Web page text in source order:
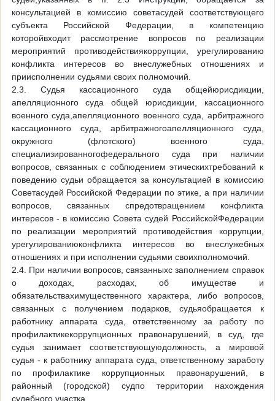
консультацией в комиссию советасудей соответствующего
субъекта Российской Федерации, в компетенцию
которойвходит рассмотрение вопросов по реализации
мероприятий противодействиякоррупции, урегулированию
конфликта интересов во внеслужебных отношениях и
приисполнении судьями своих полномочий.
2.3. Судья кассационного суда общейюрисдикции,
апелляционного суда общей юрисдикции, кассационного
военного суда,апелляционного военного суда, арбитражного
кассационного суда, арбитражногоапелляционного суда,
окружного (флотского) военного суда,
специализированногофедерального суда при наличии
вопросов, связанных с соблюдением этическихтребований к
поведению судьи обращается за консультацией в комиссию
Советасудей Российской Федерации по этике, а при наличии
вопросов, связанных спредотвращением конфликта
интересов - в комиссию Совета судей РоссийскойФедерации
по реализации мероприятий противодействия коррупции,
урегулированиюконфликта интересов во внеслужебных
отношениях и при исполнении судьями своихполномочий.
2.4. При наличии вопросов, связанныхс заполнением справок
о доходах, расходах, об имуществе и
обязательствахимущественного характера, либо вопросов,
связанных с получением подарков, судьяобращается к
работнику аппарата суда, ответственному за работу по
профилактикекоррупционных правонарушений, в суд, где
судья занимает соответствующуюдолжность, а мировой
судья - к работнику аппарата суда, ответственному заработу
по профилактике коррупционных правонарушений, в
районный (городской) судпо территории нахождения
судебного участка.